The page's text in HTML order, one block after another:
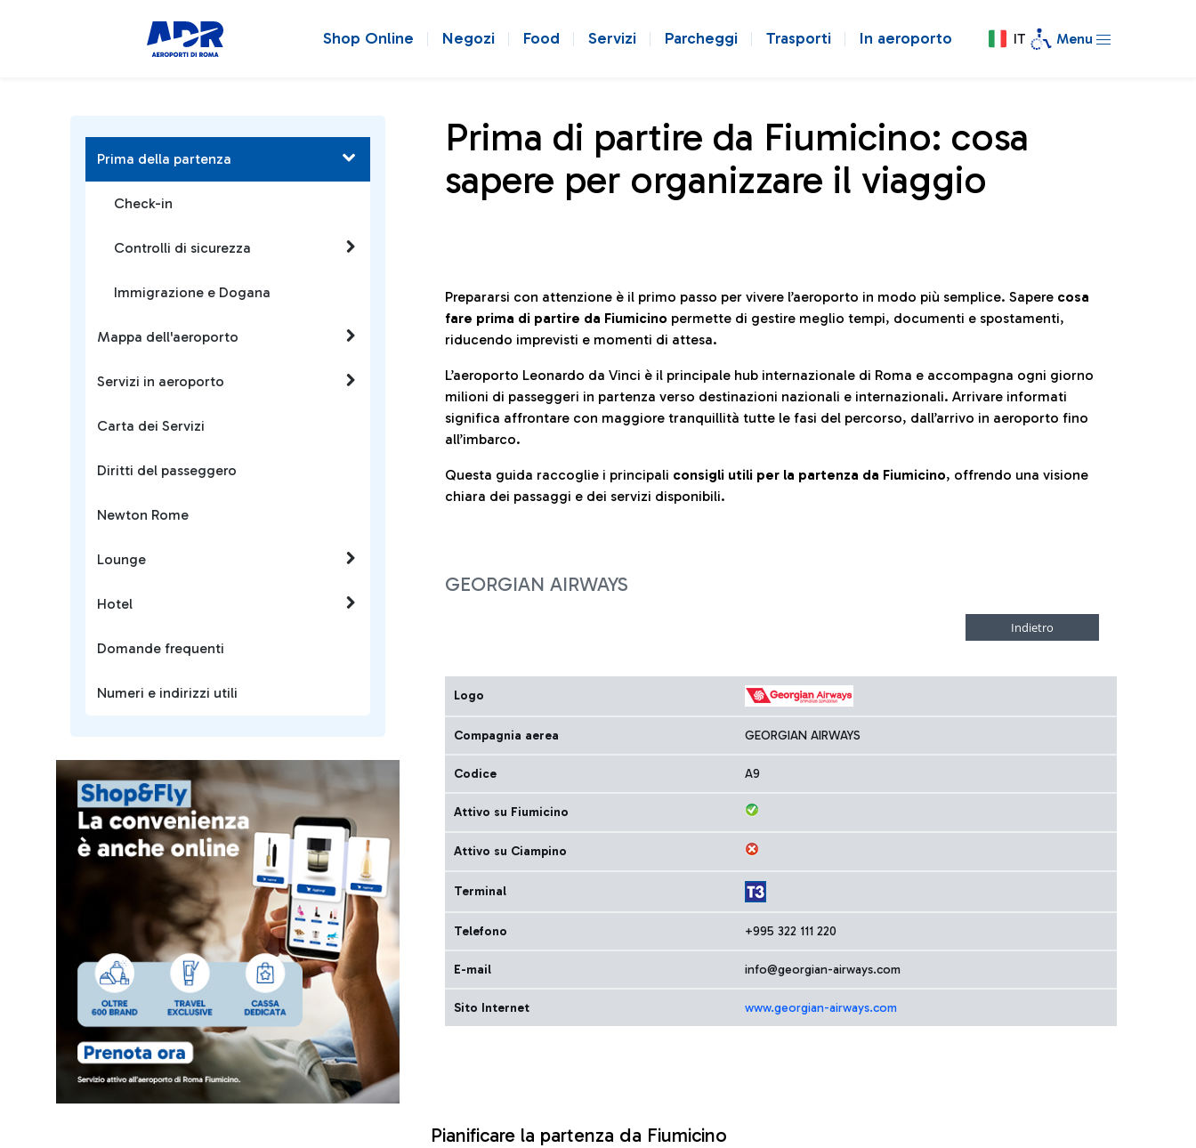
Shop Online Negozi Food Servizi Parcheggi Trasporti In aeroporto IT Menu
Prima di partire da Fiumicino: cosa
sapere per organizzare il viaggio
Prepararsi con attenzione è il primo passo per vivere l’aeroporto in modo più semplice. Sapere cosa
fare prima di partire da Fiumicino permette di gestire meglio tempi, documenti e spostamenti,
riducendo imprevisti e momenti di attesa.
L’aeroporto Leonardo da Vinci è il principale hub internazionale di Roma e accompagna ogni giorno
milioni di passeggeri in partenza verso destinazioni nazionali e internazionali. Arrivare informati
significa affrontare con maggiore tranquillità tutte le fasi del percorso, dall’arrivo in aeroporto fino
all’imbarco.
Questa guida raccoglie i principali consigli utili per la partenza da Fiumicino, offrendo una visione
chiara dei passaggi e dei servizi disponibili.
GEORGIAN AIRWAYS
Logo
Compagnia aerea GEORGIAN AIRWAYS
Codice A9
Attivo su Fiumicino
Attivo su Ciampino
Terminal
Telefono +995 322 111 220
E-mail info@georgian-airways.com
Sito Internet www.georgian-airways.com
Pianificare la partenza da Fiumicino
Prima della partenza
Check-in
Controlli di sicurezza
Immigrazione e Dogana
Mappa dell'aeroporto
Servizi in aeroporto
Carta dei Servizi
Diritti del passeggero
Newton Rome
Lounge
Hotel
Domande frequenti
Numeri e indirizzi utili